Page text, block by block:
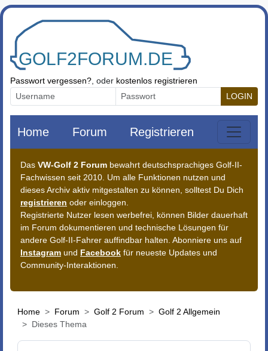
Zum Inhalt springen
Passwort vergessen? , oder kostenlos registrieren
LOGIN
Home Forum Registrieren
Das VW-Golf 2 Forum bewahrt deutschsprachiges Golf-II-
Fachwissen seit 2010. Um alle Funktionen nutzen und
dieses Archiv aktiv mitgestalten zu können, solltest Du Dich
registrieren oder einloggen.
Registrierte Nutzer lesen werbefrei, können Bilder dauerhaft
im Forum dokumentieren und technische Lösungen für
andere Golf-II-Fahrer auffindbar halten. Abonniere uns auf
Instagram und Facebook für neueste Updates und
Community-Interaktionen.
Home Forum Golf 2 Forum
Golf 2 Allgemein
Dieses Thema